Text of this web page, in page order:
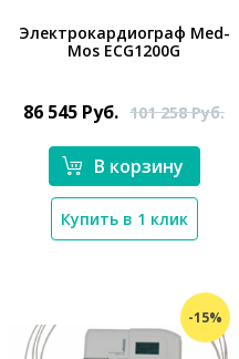
Электрокардиограф Med-
Mos ECG1200G
86 545 Руб. 101 258Руб.
В корзину
Купить в 1 клик
-15%